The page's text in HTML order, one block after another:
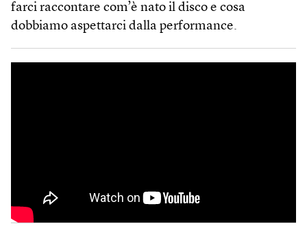
farci raccontare com’è nato il disco e cosa
dobbiamo aspettarci dalla performance.